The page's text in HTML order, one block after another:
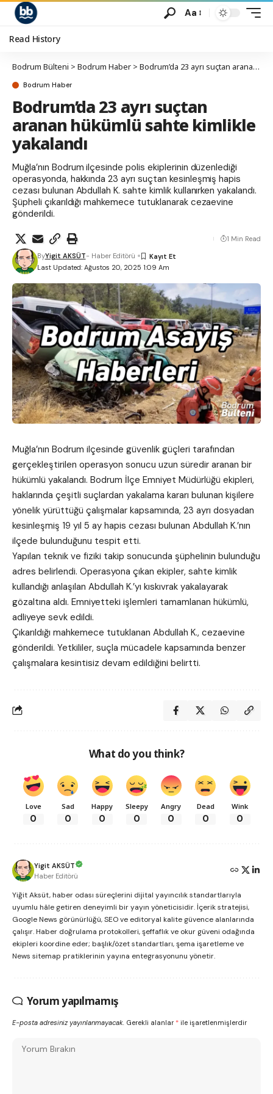
Aa
Read History
Bodrum Bülteni > Bodrum Haber > Bodrum’da 23 ayrı suçtan aranan hükümlü sahte kimlikle yakalandı
Bodrum Haber
Bodrum’da 23 ayrı suçtan
aranan hükümlü sahte kimlikle
yakalandı
Muğla’nın Bodrum ilçesinde polis ekiplerinin düzenlediği
operasyonda, hakkında 23 ayrı suçtan kesinleşmiş hapis
cezası bulunan Abdullah K. sahte kimlik kullanırken yakalandı.
Şüpheli çıkarıldığı mahkemece tutuklanarak cezaevine
gönderildi.
Last Updated: Ağustos 20, 2025 1:09 Am
ByYigit AKSÜT- Haber Editörü
1 Min Read
Muğla’nın Bodrum ilçesinde güvenlik güçleri tarafından
gerçekleştirilen operasyon sonucu uzun süredir aranan bir
hükümlü yakalandı. Bodrum İlçe Emniyet Müdürlüğü ekipleri,
haklarında çeşitli suçlardan yakalama kararı bulunan kişilere
yönelik yürüttüğü çalışmalar kapsamında, 23 ayrı dosyadan
kesinleşmiş 19 yıl 5 ay hapis cezası bulunan Abdullah K.’nın
ilçede bulunduğunu tespit etti.
Yapılan teknik ve fiziki takip sonucunda şüphelinin bulunduğu
adres belirlendi. Operasyona çıkan ekipler, sahte kimlik
kullandığı anlaşılan Abdullah K.’yı kıskıvrak yakalayarak
gözaltına aldı. Emniyetteki işlemleri tamamlanan hükümlü,
adliyeye sevk edildi.
Çıkarıldığı mahkemece tutuklanan Abdullah K., cezaevine
gönderildi. Yetkililer, suçla mücadele kapsamında benzer
çalışmalara kesintisiz devam edildiğini belirtti.
What do you think?
Love
0
Sad
0
Happy
0
Sleepy
0
Angry
0
Dead
0
Wink
0
Yigit AKSÜT
Haber Editörü
Yiğit Aksüt, haber odası süreçlerini dijital yayıncılık standartlarıyla
uyumlu hâle getiren deneyimli bir yayın yöneticisidir. İçerik stratejisi,
Google News görünürlüğü, SEO ve editoryal kalite güvence alanlarında
çalışır. Haber doğrulama protokolleri, şeffaflık ve okur güveni odağında
ekipleri koordine eder; başlık/özet standartları, şema işaretleme ve
News sitemap pratiklerinin yayına entegrasyonunu yönetir.
Yorum yapılmamış
E-posta adresiniz yayınlanmayacak. Gerekli alanlar * ile işaretlenmişlerdir